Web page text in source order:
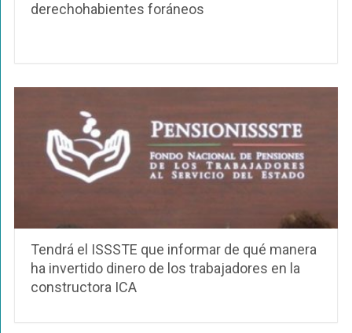
derechohabientes foráneos
Tendrá el ISSSTE que informar de qué manera
ha invertido dinero de los trabajadores en la
constructora ICA